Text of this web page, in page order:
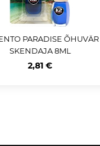
PARADISE ÕHUVÄR
SKENDAJA 8ML
2,81 €